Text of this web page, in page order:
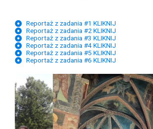
Reportaż z zadania #1 KLIKNIJ
Reportaż z zadania #2 KLIKNIJ
Reportaż z zadania #3 KLIKNIJ
Reportaż z zadania #4 KLIKNIJ
Reportaż z zadania #5 KLIKNIJ
Reportaż z zadania #6 KLIKNIJ